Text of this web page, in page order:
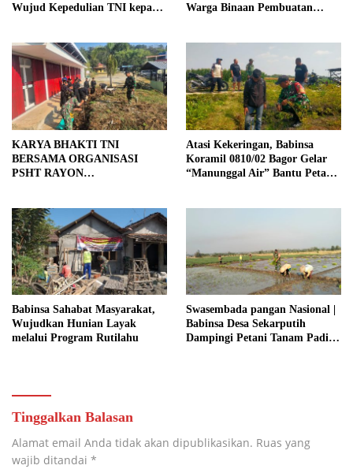
Wujud Kepedulian TNI kepada
Warga Binaan Pembuatan
KARYA BHAKTI TNI
BERSAMA ORGANISASI
PSHT RAYON
ROYONG DAN
KEMANUNGGALAN TNI-
RAKYAT
Atasi Kekeringan, Babinsa
Koramil 0810/02 Bagor Gelar
“Manunggal Air” Bantu Petani
Babinsa Sahabat Masyarakat,
Wujudkan Hunian Layak
melalui Program Rutilahu
Swasembada pangan Nasional |
Babinsa Desa Sekarputih
Dampingi Petani Tanam Padi,
Tinggalkan Balasan
Alamat email Anda tidak akan dipublikasikan. Ruas yang
wajib ditandai *